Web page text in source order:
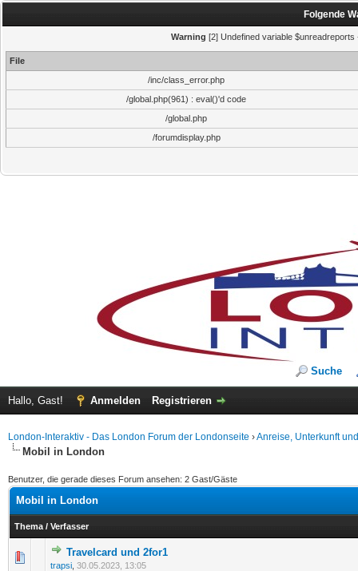
Folgende
Warning [2] Undefined variable
File
/inc/class_error.php
/global.php(961) : eval()'d code
/global.php
/forumdisplay.php
Suche
Hallo, Gast! Anmelden Registrieren
London-Interaktiv - Das London Forum der Londonseite ›Anreise, Unterkunft
Mobil in London
Benutzer, die gerade dieses Forum ansehen: 2 Gast/Gäste
Mobil in London
Thema / Verfasser
Travelcard und 2for1
trapsi 30.05.2023, 13:05
0 Bewertung(en) - 0 von 5 durchschnittlich
1